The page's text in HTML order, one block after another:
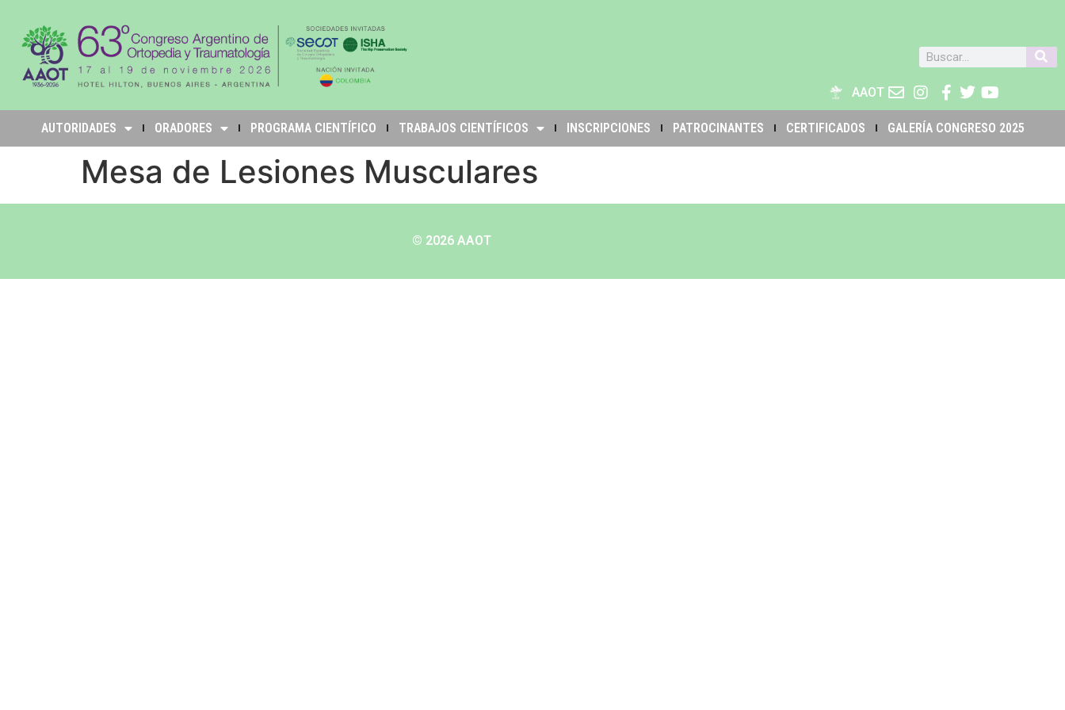
AAOT
AUTORIDADES ORADORES PROGRAMA CIENTÍFICO TRABAJOS CIENTÍFICOS INSCRIPCIONES PATROCINANTES CERTIFICADOS GALERÍA CONGRESO 2025
Mesa de Lesiones Musculares
© 2026 AAOT